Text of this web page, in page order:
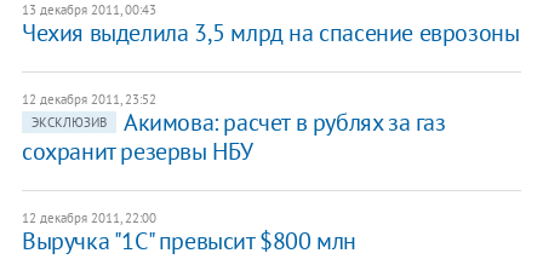
13 декабря 2011, 00:43
​Чехия выделила 3,5 млрд на спасение еврозоны
12 декабря 2011, 23:52
ЭКСКЛЮЗИВ
Акимова: расчет в рублях за газ
сохранит резервы НБУ
12 декабря 2011, 22:00
Выручка "1С" превысит $800 млн